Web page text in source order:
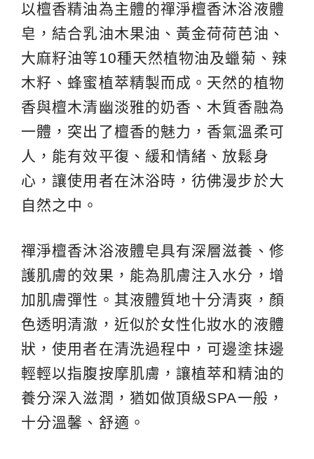
以檀香精油為主體的禪淨檀香沐浴液體
皂，結合乳油木果油、黃金荷荷芭油、
大麻籽油等10種天然植物油及蠟菊、辣
木籽、蜂蜜植萃精製而成。天然的植物
香與檀木清幽淡雅的奶香、木質香融為
一體，突出了檀香的魅力，香氣溫柔可
人，能有效平復、緩和情緒、放鬆身
心，讓使用者在沐浴時，彷佛漫步於大
自然之中。
禪淨檀香沐浴液體皂具有深層滋養、修
護肌膚的效果，能為肌膚注入水分，增
加肌膚彈性。其液體質地十分清爽，顏
色透明清澈，近似於女性化妝水的液體
狀，使用者在清洗過程中，可邊塗抹邊
輕輕以指腹按摩肌膚，讓植萃和精油的
養分深入滋潤，猶如做頂級SPA一般，
十分溫馨、舒適。